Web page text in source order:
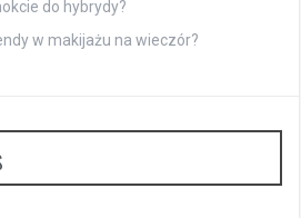
do hybrydy?
w makijażu na wieczór?